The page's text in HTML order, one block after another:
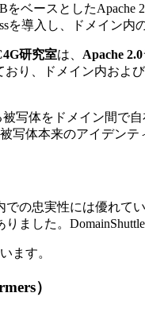
をベースとした
を導入し、ドメイン
研究室は、 Apache 2.0
おり、ドメイン内およ
被写体をドメイン間
写体本来のアイデンテ
の忠実性には優れ
ました。
ます。
）